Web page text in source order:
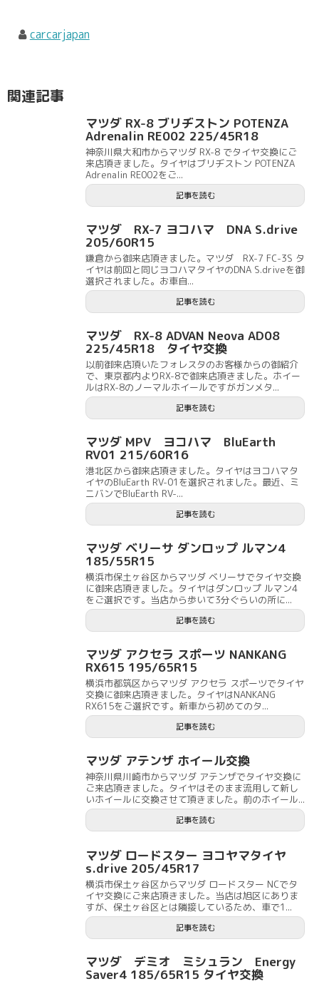
carcarjapan
関連記事
マツダ RX-8 ブリヂストン POTENZA
Adrenalin RE002 225/45R18
神奈川県大和市からマツダ RX-8 でタイヤ交換にご
来店頂きました。タイヤはブリヂストン POTENZA
Adrenalin RE002をご...
記事を読む
マツダ RX-7 ヨコハマ DNA S.drive
205/60R15
鎌倉から御来店頂きました。マツダ RX-7 FC-3S タ
イヤは前回と同じヨコハマタイヤのDNA S.driveを御
選択されました。お車自...
記事を読む
マツダ RX-8 ADVAN Neova AD08
225/45R18 タイヤ交換
以前御来店頂いたフォレスタのお客様からの御紹介
で、東京都内よりRX-8で御来店頂きました。ホイー
ルはRX-8のノーマルホイールですがガンメタ...
記事を読む
マツダ MPV ヨコハマ BluEarth
RV01 215/60R16
港北区から御来店頂きました。タイヤはヨコハマタ
イヤのBluEarth RV-01を選択されました。最近、ミ
ニバンでBluEarth RV-...
記事を読む
マツダ ベリーサ ダンロップ ルマン4
185/55R15
横浜市保土ヶ谷区からマツダ ベリーサでタイヤ交換
に御来店頂きました。タイヤはダンロップ ルマン4
をご選択です。当店から歩いて3分ぐらいの所に...
記事を読む
マツダ アクセラ スポーツ NANKANG
RX615 195/65R15
横浜市都筑区からマツダ アクセラ スポーツでタイヤ
交換に御来店頂きました。タイヤはNANKANG
RX615をご選択です。新車から初めてのタ...
記事を読む
マツダ アテンザ ホイール交換
神奈川県川崎市からマツダ アテンザでタイヤ交換に
ご来店頂きました。タイヤはそのまま流用して新し
いホイールに交換させて頂きました。前のホイール...
記事を読む
マツダ ロードスター ヨコヤマタイヤ
s.drive 205/45R17
横浜市保土ヶ谷区からマツダ ロードスター NCでタ
イヤ交換にご来店頂きました。当店は旭区にありま
すが、保土ヶ谷区とは隣接しているため、車で1...
記事を読む
マツダ デミオ ミシュラン Energy
Saver4 185/65R15 タイヤ交換